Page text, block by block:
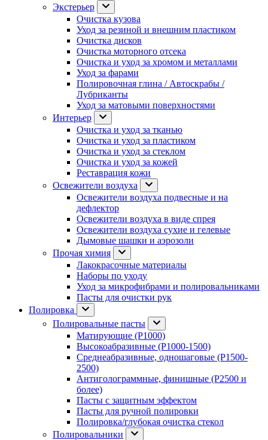
Экстерьер
Очистка кузова
Уход за резиной и внешним пластиком
Очистка дисков
Очистка моторного отсека
Очистка и уход за хромом и металлами
Уход за фарами
Полировочная глина / Автоскрабы /
Лубриканты
Уход за матовыми поверхностями
Интерьер
Очистка и уход за тканью
Очистка и уход за пластиком
Очистка и уход за стеклом
Очистка и уход за кожей
Реставрация кожи
Освежители воздуха
Освежители воздуха подвесные и на
дефлектор
Освежители воздуха в виде спрея
Освежители воздуха сухие и гелевые
Дымовые шашки и аэрозоли
Прочая химия
Лакокрасочные материалы
Наборы по уходу
Уход за микрофибрами и полировальниками
Пасты для очистки рук
Полировка
Полировальные пасты
Матирующие (P1000)
Высокоабразивные (P1000-1500)
Среднеабразивные, одношаговые (P1500-
2500)
Антиголограммные, финишные (P2500 и
более)
Пасты с защитным эффектом
Пасты для ручной полировки
Полировка/глубокая очистка стекол
Полировальники